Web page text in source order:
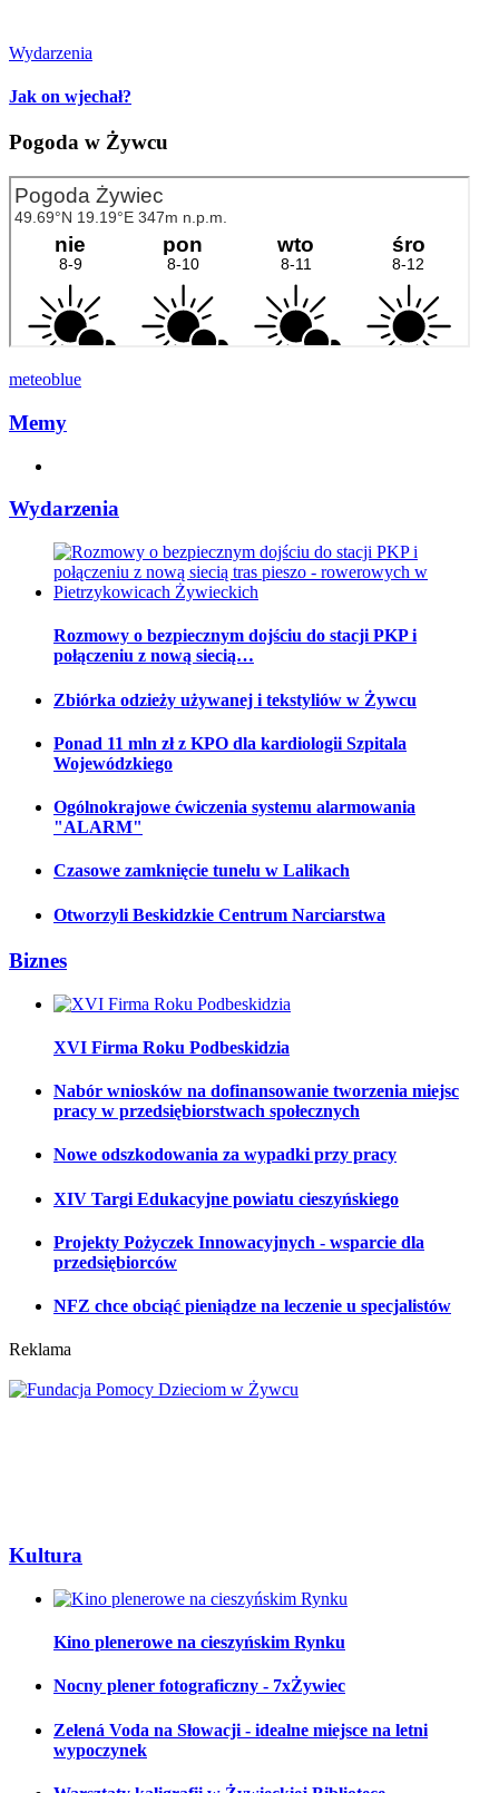
Wydarzenia
Jak on wjechał?
Pogoda w Żywcu
meteoblue
Memy
Wydarzenia
Rozmowy o bezpiecznym dojściu do stacji PKP i
połączeniu z nową siecią…
Zbiórka odzieży używanej i tekstyliów w Żywcu
Ponad 11 mln zł z KPO dla kardiologii Szpitala
Wojewódzkiego
Ogólnokrajowe ćwiczenia systemu alarmowania
"ALARM"
Czasowe zamknięcie tunelu w Lalikach
Otworzyli Beskidzkie Centrum Narciarstwa
Biznes
XVI Firma Roku Podbeskidzia
Nabór wniosków na dofinansowanie tworzenia miejsc
pracy w przedsiębiorstwach społecznych
Nowe odszkodowania za wypadki przy pracy
XIV Targi Edukacyjne powiatu cieszyńskiego
Projekty Pożyczek Innowacyjnych - wsparcie dla
przedsiębiorców
NFZ chce obciąć pieniądze na leczenie u specjalistów
Reklama
Kultura
Kino plenerowe na cieszyńskim Rynku
Nocny plener fotograficzny - 7xŻywiec
Zelená Voda na Słowacji - idealne miejsce na letni
wypoczynek